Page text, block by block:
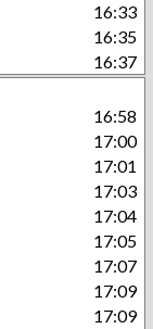
16:33
16:35
16:37
16:58
17:00
17:01
17:03
17:04
17:05
17:07
17:09
17:09